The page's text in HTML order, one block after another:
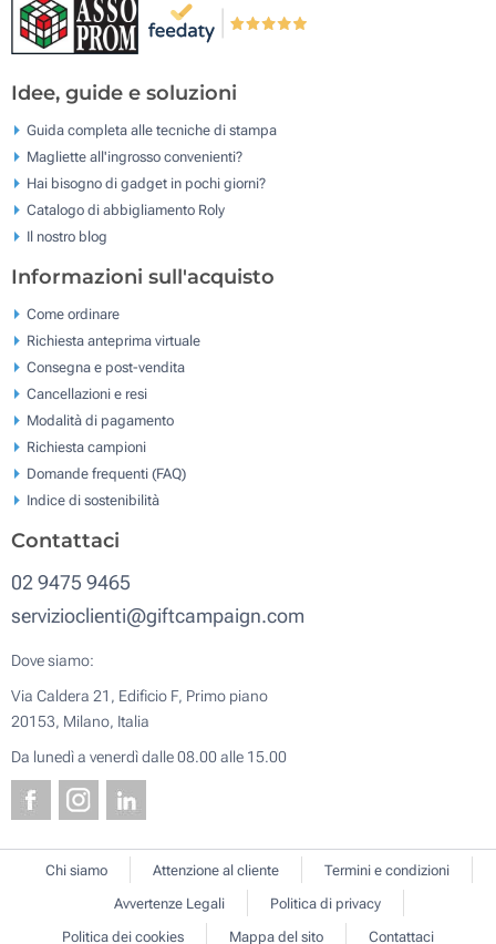
Idee, guide e soluzioni
Guida completa alle tecniche di stampa
Magliette all'ingrosso convenienti?
Hai bisogno di gadget in pochi giorni?
Catalogo di abbigliamento Roly
Il nostro blog
Informazioni sull'acquisto
Come ordinare
Richiesta anteprima virtuale
Consegna e post-vendita
Cancellazioni e resi
Modalità di pagamento
Richiesta campioni
Domande frequenti (FAQ)
Indice di sostenibilità
Contattaci
02 9475 9465
servizioclienti@giftcampaign.com
Dove siamo:
Via Caldera 21, Edificio F, Primo piano
20153, Milano, Italia
Da lunedì a venerdì dalle 08.00 alle 15.00
Chi siamo Attenzione al cliente
Termini e condizioni
Avvertenze Legali
Politica di privacy
Politica dei cookies
Mappa del sito Contattaci